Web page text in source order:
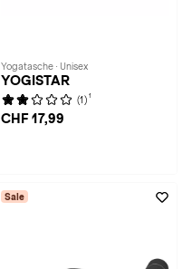
Yogatasche · Unisex
YOGISTAR
(1) 1
CHF 17,99
Sale